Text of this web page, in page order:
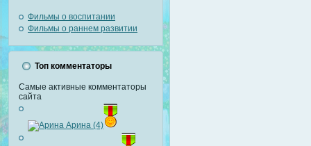
Фильмы о воспитании
Фильмы о раннем развитии
Топ комментаторы
Самые активные комментаторы
сайта
Арина (4)